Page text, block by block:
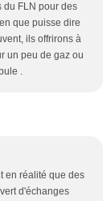
du FLN pour des
que puisse dire
ils offrirons à
un peu de gaz ou
.
en réalité que des
d'échanges